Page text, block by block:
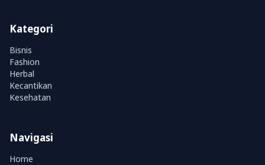
Kategori
Bisnis
Fashion
Herbal
Kecantikan
Kesehatan
Navigasi
Home